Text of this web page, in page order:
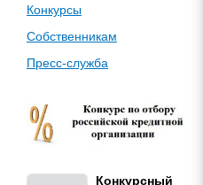
Конкурсы
Собственникам
Пресс-служба
Конкурсный